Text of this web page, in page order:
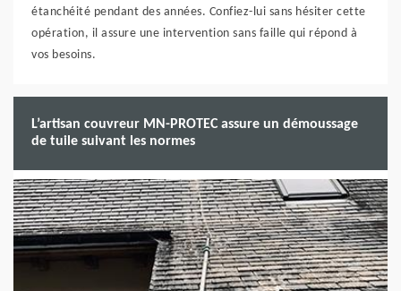
étanchéité pendant des années. Confiez-lui sans hésiter cette
opération, il assure une intervention sans faille qui répond à
vos besoins.
L’artisan couvreur MN-PROTEC assure un démoussage
de tuile suivant les normes